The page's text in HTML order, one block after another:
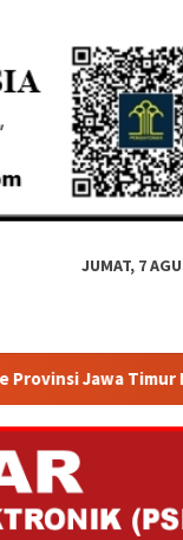
JUMAT, 7
Rakor